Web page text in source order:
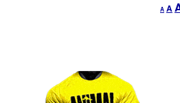
Afont
A